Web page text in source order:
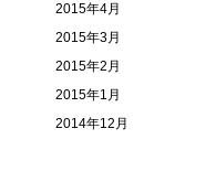
2015年4月
2015年3月
2015年2月
2015年1月
2014年12月